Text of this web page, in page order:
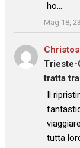
ho…
”
Mag 18,
Trieste-
tratta
: “
Il
tutta
”